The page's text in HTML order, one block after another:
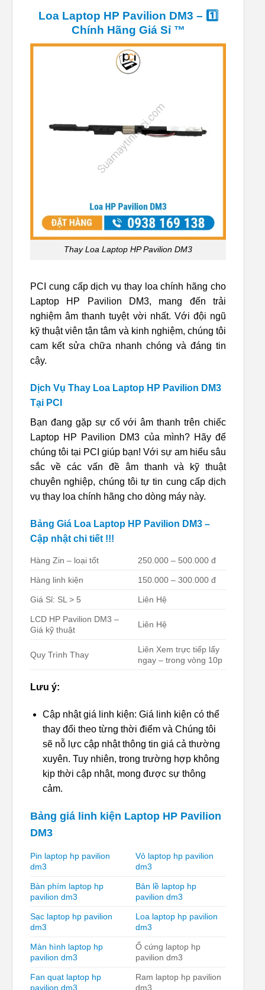
Loa Laptop HP Pavilion DM3 – 1️⃣
Chính Hãng Giá Sỉ ™
Thay Loa Laptop HP Pavilion DM3
PCI cung cấp dịch vụ thay loa chính hãng cho
Laptop HP Pavilion DM3, mang đến trải
nghiệm âm thanh tuyệt vời nhất. Với đội ngũ
kỹ thuật viên tận tâm và kinh nghiệm, chúng tôi
cam kết sửa chữa nhanh chóng và đáng tin
cậy.
Dịch Vụ Thay Loa Laptop HP Pavilion DM3
Tại PCI
Bạn đang gặp sự cố với âm thanh trên chiếc
Laptop HP Pavilion DM3 của mình? Hãy để
chúng tôi tại PCI giúp bạn! Với sự am hiểu sâu
sắc về các vấn đề âm thanh và kỹ thuật
chuyên nghiệp, chúng tôi tự tin cung cấp dịch
vụ thay loa chính hãng cho dòng máy này.
Bảng Giá Loa Laptop HP Pavilion DM3 –
Cập nhật chi tiết !!!
Hàng Zin – loại tốt 250.000 – 500.000 đ
Hàng linh kiện 150.000 – 300.000 đ
Giá Sỉ: SL > 5 Liên Hệ
LCD HP Pavilion DM3 –
Giá kỹ thuật
Liên Hệ
Quy Trình Thay
Liên Xem trực tiếp lấy
ngay – trong vòng 10p
Lưu ý:
Cập nhật giá linh kiện: Giá linh kiện có thể
thay đổi theo từng thời điểm và Chúng tôi
sẽ nỗ lực cập nhật thông tin giá cả thường
xuyên. Tuy nhiên, trong trường hợp không
kịp thời cập nhật, mong được sự thông
cảm.
Bảng giá linh kiện Laptop HP Pavilion
DM3
Pin laptop hp pavilion
dm3
Vỏ laptop hp pavilion
dm3
Bàn phím laptop hp
pavilion dm3
Bản lề laptop hp
pavilion dm3
Sạc laptop hp pavilion
dm3
Loa laptop hp pavilion
dm3
Màn hình laptop hp
pavilion dm3
Ổ cứng laptop hp
pavilion dm3
Fan quạt laptop hp
pavilion dm3
Ram laptop hp pavilion
dm3